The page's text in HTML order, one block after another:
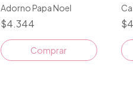
Adorno Papa Noel
$4.344
Comprar